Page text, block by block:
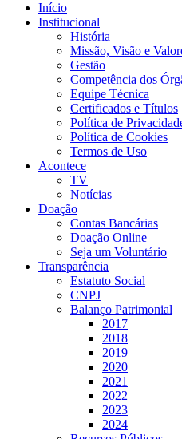
Início
Institucional
História
Missão, Visão e
Gestão
Competência dos
Equipe Técnica
Certificados e Títulos
Política de
Política de Cookies
Termos de Uso
Acontece
TV
Notícias
Doação
Contas Bancárias
Doação Online
Seja um Voluntário
Transparência
Estatuto Social
CNPJ
Balanço Patrimonial
2017
2018
2019
2020
2021
2022
2023
2024